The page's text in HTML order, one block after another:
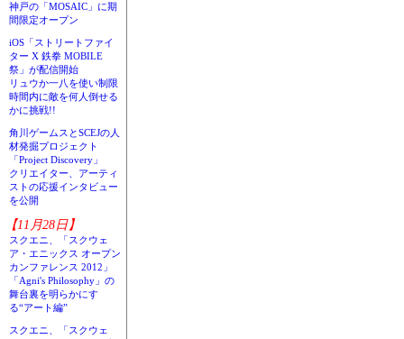
神戸の「MOSAIC」に期
間限定オープン
iOS「ストリートファイ
ター X 鉄拳 MOBILE
祭」が配信開始
リュウか一八を使い制限
時間内に敵を何人倒せる
かに挑戦!!
角川ゲームスとSCEJの人
材発掘プロジェクト
「Project Discovery」
クリエイター、アーティ
ストの応援インタビュー
を公開
【11月28日】
スクエニ、「スクウェ
ア・エニックス オープン
カンファレンス 2012」
「Agni's Philosophy」の
舞台裏を明らかにす
る“アート編”
スクエニ、「スクウェ